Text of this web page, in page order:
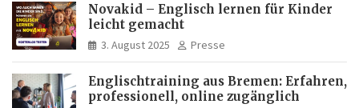
Novakid – Englisch lernen für Kinder
leicht gemacht
3. August 2025 Presse
Englischtraining aus Bremen: Erfahren,
professionell, online zugänglich